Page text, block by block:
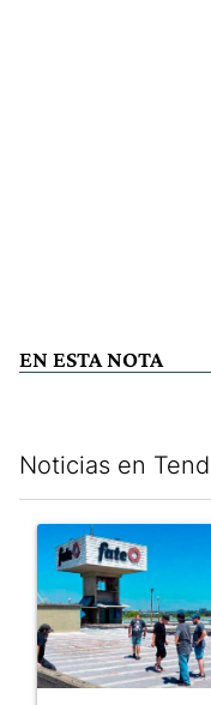
EN ESTA NOTA
Noticias en
Un artículo de